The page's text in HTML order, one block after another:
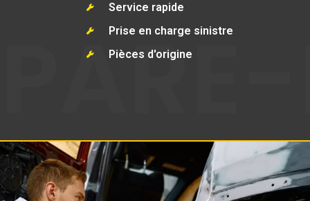
Service rapide
Prise en charge sinistre
Pièces d'origine